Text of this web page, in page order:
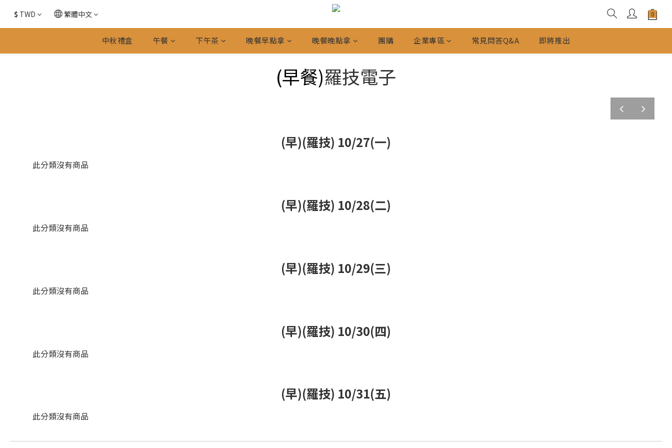
$ TWD 繁體中文
中秋禮盒 午餐 下午茶 晚餐早點拿 晚餐晚點拿 團購 企業專區 常見問答Q&A 即將推出
(早餐)羅技電子
prev next
(早)(羅技) 10/27(一)
此分類沒有商品
(早)(羅技) 10/28(二)
此分類沒有商品
(早)(羅技) 10/29(三)
此分類沒有商品
(早)(羅技) 10/30(四)
此分類沒有商品
(早)(羅技) 10/31(五)
此分類沒有商品